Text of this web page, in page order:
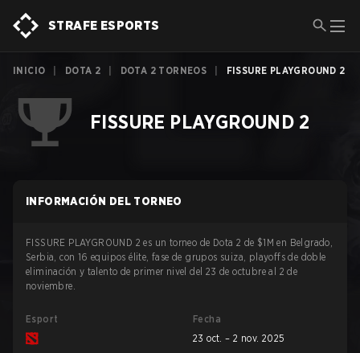
STRAFE ESPORTS
INICIO DOTA 2 DOTA 2 TORNEOS FISSURE PLAYGROUND 2
FISSURE PLAYGROUND 2
INFORMACIÓN DEL TORNEO
FISSURE PLAYGROUND 2 es un torneo de Dota 2 de $1M en Belgrado,
Serbia, con 16 equipos élite, fase de grupos suiza, playoffs de doble
eliminación y talento de primer nivel del 23 de octubre al 2 de
noviembre.
Esport
Fecha
23 oct. – 2 nov. 2025